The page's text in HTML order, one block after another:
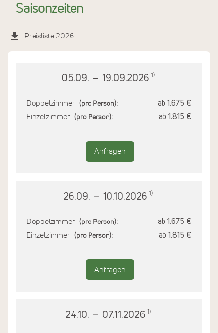
Saisonzeiten
Preisliste 2026
05.09. – 19.09.2026 1)
Doppelzimmer (pro Person):
ab 1.675 €
Einzelzimmer
(pro Person): ab 1.815 €
Anfragen
26.09. – 10.10.2026 1)
Doppelzimmer (pro Person):
ab 1.675 €
Einzelzimmer
(pro Person): ab 1.815 €
Anfragen
24.10. – 07.11.2026 1)